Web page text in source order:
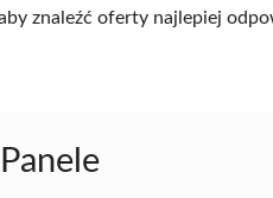
znaleźć oferty najlepiej